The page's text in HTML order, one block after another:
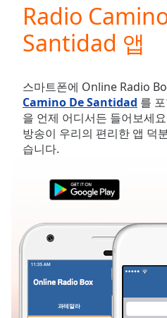
Video
Skip
Forward
Mute
Current
Time0:00
TypeLIVE
Seek to
live,
behind
Radio
Santidad 앱
스마트폰에 Online Radio
Camino De Santidad 를
을 언제 어디서든 들어보세
방송이 우리의 편리한 앱 덕
습니다.
과테말라